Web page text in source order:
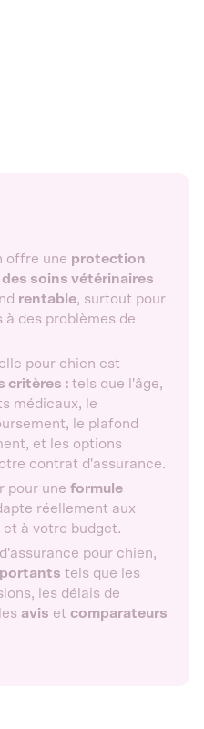
offre une protection
des soins vétérinaires
rentable, surtout pour
à des problèmes de
pour chien est
critères : tels que l'âge,
médicaux, le
le plafond
et les options
contrat d'assurance.
pour une formule
réellement aux
à votre budget.
pour chien,
tels que les
les délais de
avis et comparateurs